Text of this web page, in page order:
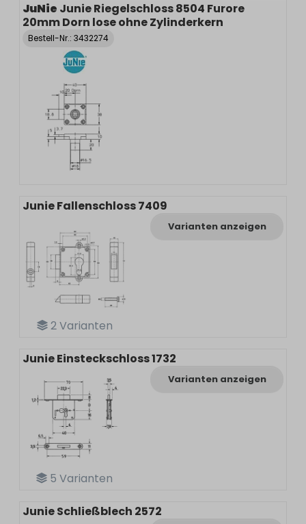
JuNie Junie Riegelschloss 8504 Furore
20mm Dorn lose ohne Zylinderkern
Bestell-Nr.: 3432274
2Varianten
Junie Fallenschloss 7409
Varianten anzeigen
5 Varianten
Junie Einsteckschloss 1732
Varianten anzeigen
Junie Schließblech 2572